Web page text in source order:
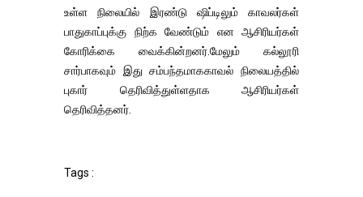
உள்ள நிலையில் இரண்டு ஷிப்டிலும் காவலர்கள்
பாதுகாப்புக்கு நிற்க வேண்டும் என ஆசிரியர்கள்
கோரிக்கை வைக்கின்றனர்.மேலும் கல்லூரி
சார்பாகவும் இது சம்பந்தமாககாவல் நிலையத்தில்
புகார் தெரிவித்துள்ளதாக ஆசிரியர்கள்
தெரிவித்தனர்.
Tags :